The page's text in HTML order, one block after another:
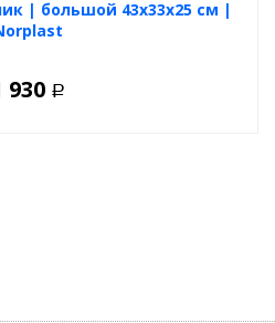
| большой 43x33х25 см |
930 Р